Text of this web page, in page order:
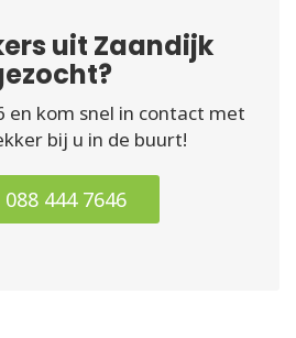
uit Zaandijk
en kom snel in contact met
bij u in de buurt!
088 444 7646